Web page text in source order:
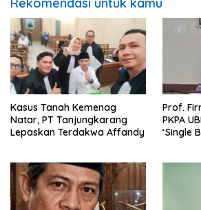
Rekomendasi untuk kamu
Kasus Tanah Kemenag
Natar, PT Tanjungkarang
Lepaskan Terdakwa Affandy
Prof.
PKPA
‘Single